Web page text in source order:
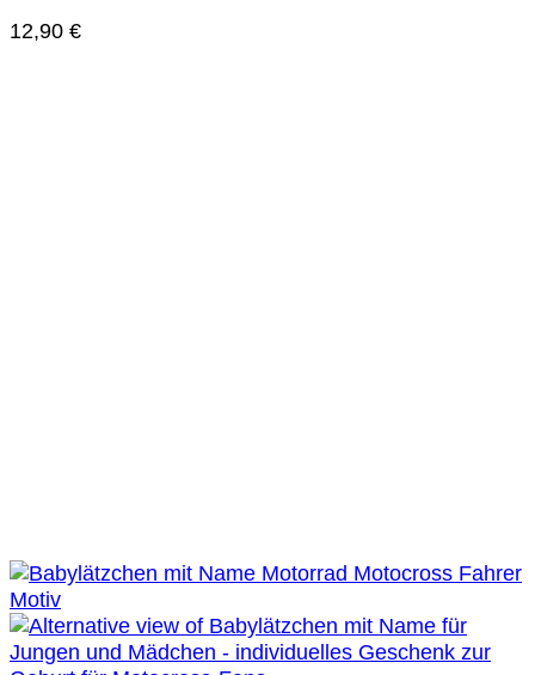
12,90 €